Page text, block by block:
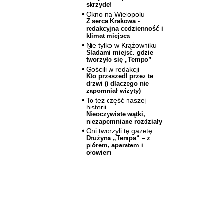
skrzydeł
Okno na Wielopolu
Z serca Krakowa -
redakcyjna codzienność i
klimat miejsca
Nie tylko w Krążowniku
Śladami miejsc, gdzie
tworzyło się „Tempo”
Gościli w redakcji
Kto przeszedł przez te
drzwi (i dlaczego nie
zapomniał wizyty)
To też część naszej
historii
Nieoczywiste wątki,
niezapomniane rozdziały
Oni tworzyli tę gazetę
Drużyna „Tempa“ – z
piórem, aparatem i
ołowiem